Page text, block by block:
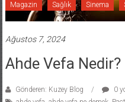
Magazin Sağlık Sinema
Ağustos 7, 2024
Ahde Vefa Nedir?
Gönderen: Kuzey Blog
0